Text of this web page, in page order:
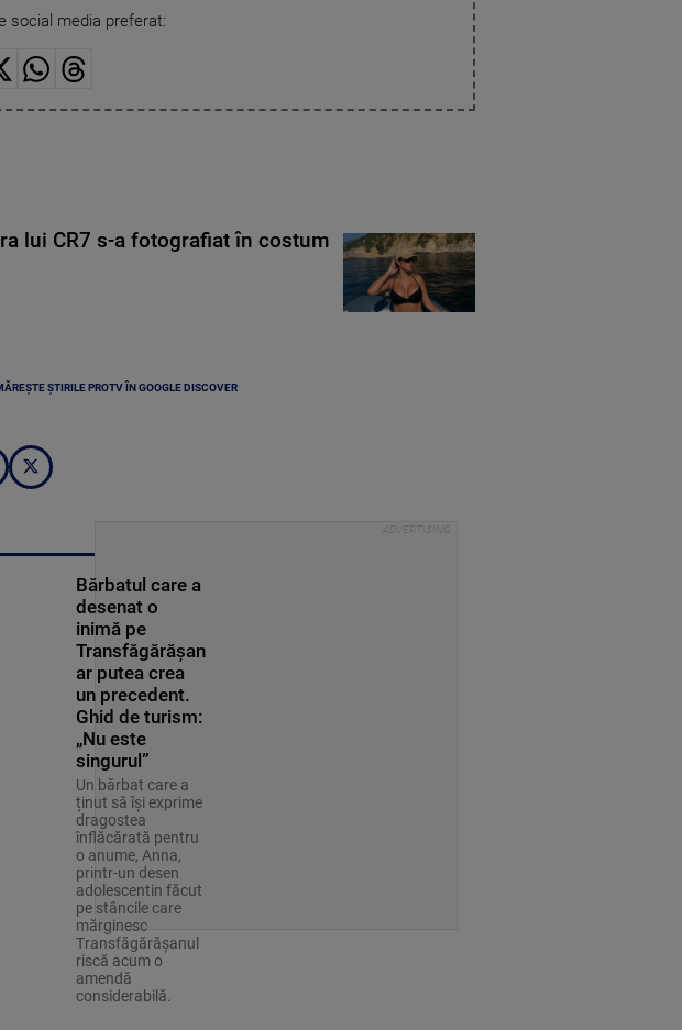
social media preferat:
lui CR7 s-a fotografiat în costum
ȘTIRILE PROTV ÎN GOOGLE DISCOVER
Bărbatul care a
desenat o
inimă pe
Transfăgărășan
ar putea crea
un precedent.
Ghid de turism:
„Nu este
singurul”
Un bărbat care a
ținut să își exprime
dragostea
înflăcărată pentru
o anume, Anna,
printr-un desen
adolescentin făcut
pe stâncile care
mărginesc
Transfăgărășanul
riscă acum o
amendă
considerabilă.